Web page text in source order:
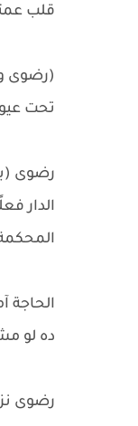
قلب
(رضوى
تحت
رضوى
الدار
الحاجة
ده لو
رضوى